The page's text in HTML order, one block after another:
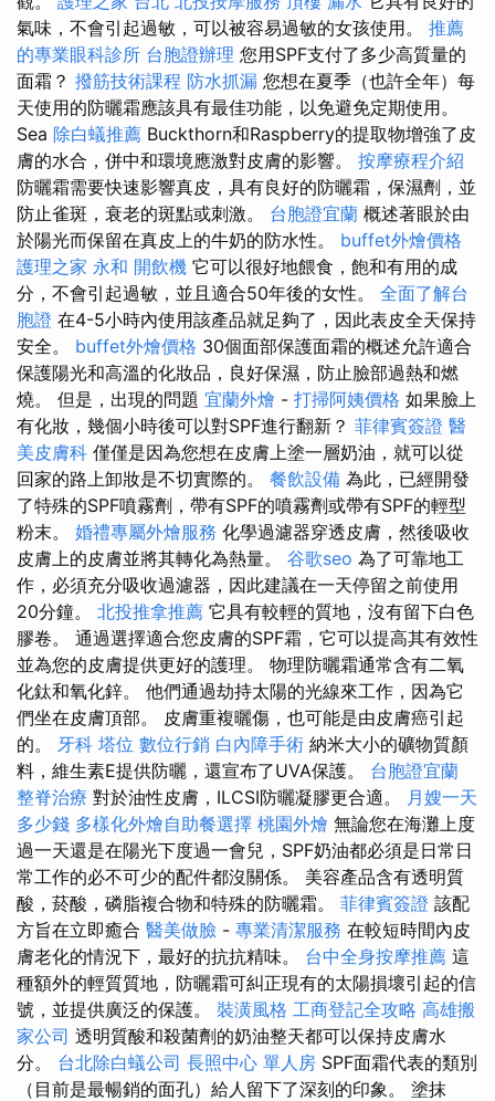
氣味，不會引起過敏，可以被容易過敏的女孩使用。 推薦
的專業眼科診所 台胞證辦理 您用SPF支付了多少高質量的
面霜？ 撥筋技術課程 防水抓漏 您想在夏季（也許全年）每
天使用的防曬霜應該具有最佳功能，以免避免定期使用。
Sea 除白蟻推薦 Buckthorn和Raspberry的提取物增強了皮
膚的水合，併中和環境應激對皮膚的影響。 按摩療程介紹
防曬霜需要快速影響真皮，具有良好的防曬霜，保濕劑，並
防止雀斑，衰老的斑點或刺激。 台胞證宜蘭 概述著眼於由
於陽光而保留在真皮上的牛奶的防水性。 buffet外燴價格
護理之家 永和 開飲機 它可以很好地餵食，飽和有用的成
分，不會引起過敏，並且適合50年後的女性。 全面了解台
胞證 在4-5小時內使用該產品就足夠了，因此表皮全天保持
安全。 buffet外燴價格 30個面部保護面霜的概述允許適合
保護陽光和高溫的化妝品，良好保濕，防止臉部過熱和燃
燒。 但是，出現的問題 宜蘭外燴 - 打掃阿姨價格 如果臉上
有化妝，幾個小時後可以對SPF進行翻新？ 菲律賓簽證 醫
美皮膚科 僅僅是因為您想在皮膚上塗一層奶油，就可以從
回家的路上卸妝是不切實際的。 餐飲設備 為此，已經開發
了特殊的SPF噴霧劑，帶有SPF的噴霧劑或帶有SPF的輕型
粉末。 婚禮專屬外燴服務 化學過濾器穿透皮膚，然後吸收
皮膚上的皮膚並將其轉化為熱量。 谷歌seo 為了可靠地工
作，必須充分吸收過濾器，因此建議在一天停留之前使用
20分鐘。 北投推拿推薦 它具有較輕的質地，沒有留下白色
膠卷。 通過選擇適合您皮膚的SPF霜，它可以提高其有效性
並為您的皮膚提供更好的護理。 物理防曬霜通常含有二氧
化鈦和氧化鋅。 他們通過劫持太陽的光線來工作，因為它
們坐在皮膚頂部。 皮膚重複曬傷，也可能是由皮膚癌引起
的。 牙科 塔位 數位行銷 白內障手術 納米大小的礦物質顏
料，維生素E提供防曬，還宣布了UVA保護。 台胞證宜蘭
整脊治療 對於油性皮膚，ILCSI防曬凝膠更合適。 月嫂一天
多少錢 多樣化外燴自助餐選擇 桃園外燴 無論您在海灘上度
過一天還是在陽光下度過一會兒，SPF奶油都必須是日常日
常工作的必不可少的配件都沒關係。 美容產品含有透明質
酸，菸酸，磷脂複合物和特殊的防曬霜。 菲律賓簽證 該配
方旨在立即癒合 醫美做臉 - 專業清潔服務 在較短時間內皮
膚老化的情況下，最好的抗抗精味。 台中全身按摩推薦 這
種額外的輕質質地，防曬霜可糾正現有的太陽損壞引起的信
號，並提供廣泛的保護。 裝潢風格 工商登記全攻略 高雄搬
家公司 透明質酸和殺菌劑的奶油整天都可以保持皮膚水
分。 台北除白蟻公司 長照中心 單人房 SPF面霜代表的類別
（目前是最暢銷的面孔）給人留下了深刻的印象。 塗抹